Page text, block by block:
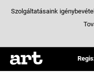
Találatok/ 78:
borito
Szolgáltatásaink